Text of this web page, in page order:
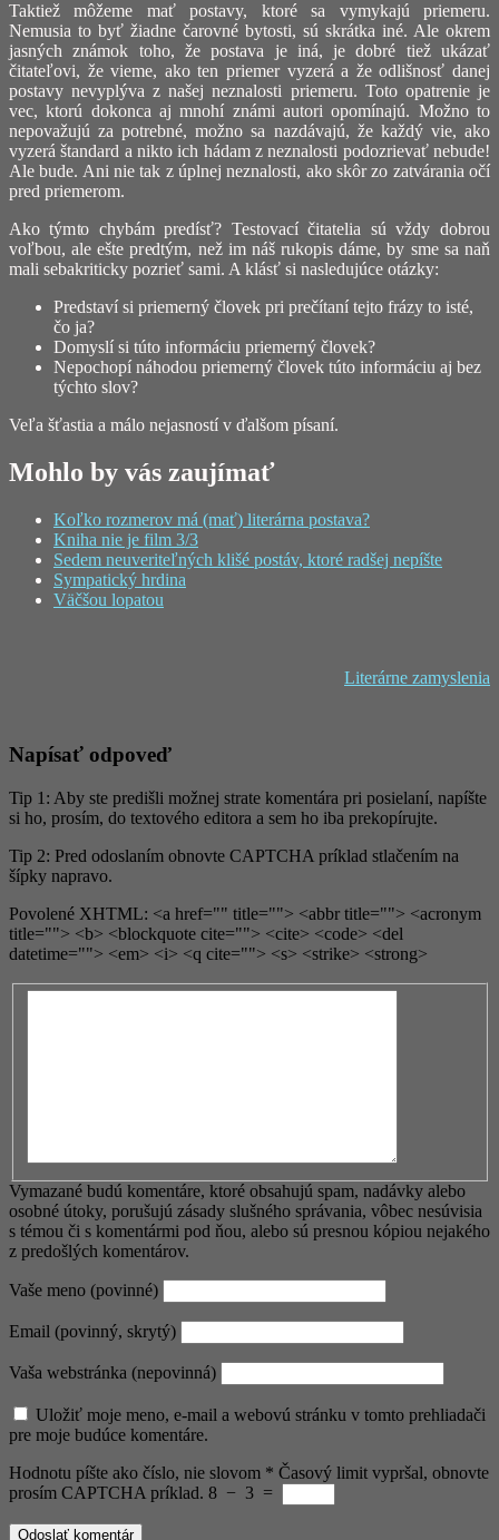
Taktiež môžeme mať postavy, ktoré sa vymykajú priemeru.
Nemusia to byť žiadne čarovné bytosti, sú skrátka iné. Ale okrem
jasných známok toho, že postava je iná, je dobré tiež ukázať
čitateľovi, že vieme, ako ten priemer vyzerá a že odlišnosť danej
postavy nevyplýva z našej neznalosti priemeru. Toto opatrenie je
vec, ktorú dokonca aj mnohí známi autori opomínajú. Možno to
nepovažujú za potrebné, možno sa nazdávajú, že každý vie, ako
vyzerá štandard a nikto ich hádam z neznalosti podozrievať nebude!
Ale bude. Ani nie tak z úplnej neznalosti, ako skôr zo zatvárania očí
pred priemerom.
Ako týmto chybám predísť? Testovací čitatelia sú vždy dobrou
voľbou, ale ešte predtým, než im náš rukopis dáme, by sme sa naň
mali sebakriticky pozrieť sami. A klásť si nasledujúce otázky:
Predstaví si priemerný človek pri prečítaní tejto frázy to isté,
čo ja?
Domyslí si túto informáciu priemerný človek?
Nepochopí náhodou priemerný človek túto informáciu aj bez
týchto slov?
Veľa šťastia a málo nejasností v ďalšom písaní.
Mohlo by vás zaujímať
Koľko rozmerov má (mať) literárna postava?
Kniha nie je film 3/3
Sedem neuveriteľných klišé postáv, ktoré radšej nepíšte
Sympatický hrdina
Väčšou lopatou
Literárne zamyslenia
Napísať odpoveď
Tip 1: Aby ste predišli možnej strate komentára pri posielaní, napíšte
si ho, prosím, do textového editora a sem ho iba prekopírujte.
Tip 2: Pred odoslaním obnovte CAPTCHA príklad stlačením na
šípky napravo.
Povolené XHTML: <a href="" title=""> <abbr title=""> <acronym
title=""> <b> <blockquote cite=""> <cite> <code> <del
datetime=""> <em> <i> <q cite=""> <s> <strike> <strong>
Vymazané budú komentáre, ktoré obsahujú spam, nadávky alebo
osobné útoky, porušujú zásady slušného správania, vôbec nesúvisia
s témou či s komentármi pod ňou, alebo sú presnou kópiou nejakého
z predošlých komentárov.
Vaše meno (povinné)
Email (povinný, skrytý)
Vaša webstránka (nepovinná)
Uložiť moje meno, e-mail a webovú stránku v tomto prehliadači
pre moje budúce komentáre.
Hodnotu píšte ako číslo, nie slovom * Časový limit vypršal, obnovte
prosím CAPTCHA príklad. 8 − 3 =